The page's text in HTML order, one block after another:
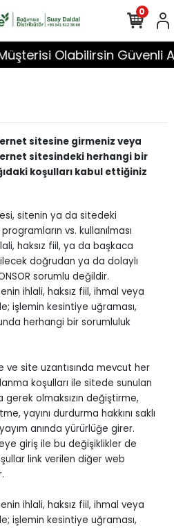
Olabilirsin Güvenli
0
sitesine girmeniz veya
sitesindeki herhangi bir
koşulları kabul ettiğiniz
sitenin ya da sitedeki
vs. kullanılması
haksız fiil, ya da başkaca
doğrudan ya da dolaylı
sorumlu değildir.
ihlali, haksız fiil, ihmal veya
işlemin kesintiye uğraması,
herhangi bir sorumluluk
ve site uzantısında mevcut her
koşulları ile sitede sunulan
olmaksızın değiştirme,
yayını durdurma hakkını saklı
anında yürürlüğe girer.
giriş ile bu değişiklikler de
link verilen diğer web
ihlali, haksız fiil, ihmal veya
işlemin kesintiye uğraması,